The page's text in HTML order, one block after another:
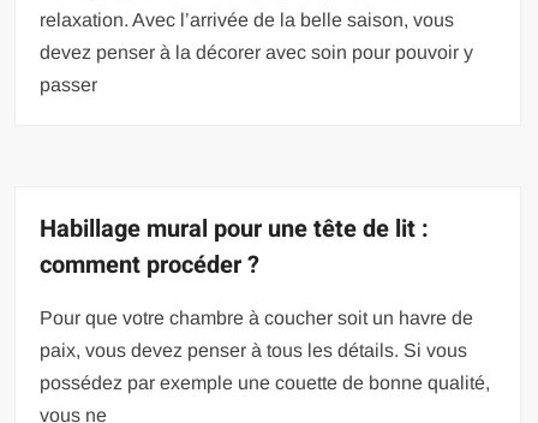
relaxation. Avec l’arrivée de la belle saison, vous
devez penser à la décorer avec soin pour pouvoir y
passer
Habillage mural pour une tête de lit :
comment procéder ?
Pour que votre chambre à coucher soit un havre de
paix, vous devez penser à tous les détails. Si vous
possédez par exemple une couette de bonne qualité,
vous ne